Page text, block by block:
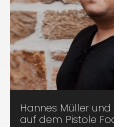
Hannes Müller
auf dem Pistole